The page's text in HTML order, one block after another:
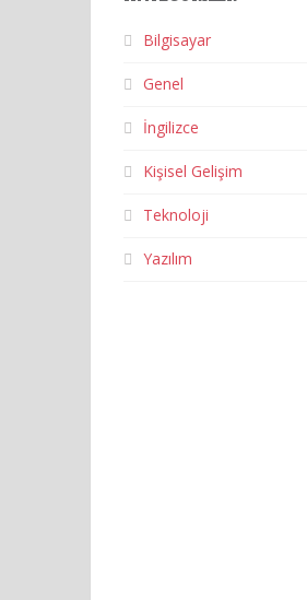
Bilgisayar
Genel
İngilizce
Kişisel Gelişim
Teknoloji
Yazılım